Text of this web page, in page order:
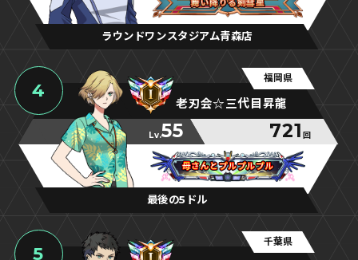
舞い降りる剣彗星
舞い降りる剣彗星
舞い降りる剣彗星
ラウンドワンスタジアム青森店
4
福岡県
老刃会☆三代目昇龍
Lv.55 721 回
母さんとプルプルプル
母さんとプルプルプル
母さんとプルプルプル
最後の5ドル
5
千葉県